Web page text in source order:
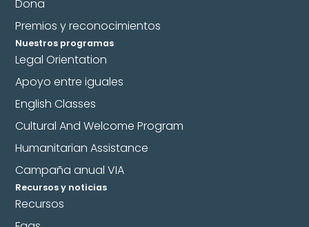
Dona
Premios y reconocimientos
Nuestros programas
Legal Orientation
Apoyo entre iguales
English Classes
Cultural And Welcome Program
Humanitarian Assistance
Campaña anual VIA
Recursos y noticias
Recursos